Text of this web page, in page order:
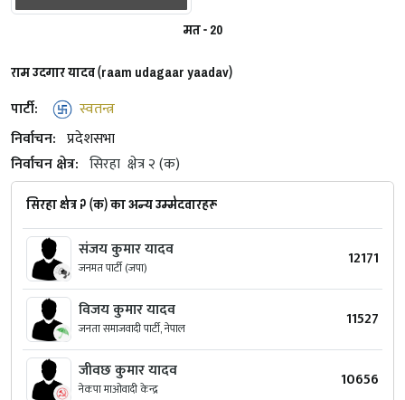
मत - 20
राम उदगार यादव (raam udagaar yaadav)
पार्टी:
स्वतन्त्र
निर्वाचन: प्रदेशसभा
निर्वाचन क्षेत्र: सिरहा क्षेत्र २ (क)
सिरहा क्षेत्र २ (क) का अन्य उम्मेदवारहरू
संजय कुमार यादव
जनमत पार्टी (जपा) 12171
विजय कुमार यादव
जनता समाजवादी पार्टी, नेपाल 11527
जीवछ कुमार यादव
नेकपा माओवादी केन्द्र 10656